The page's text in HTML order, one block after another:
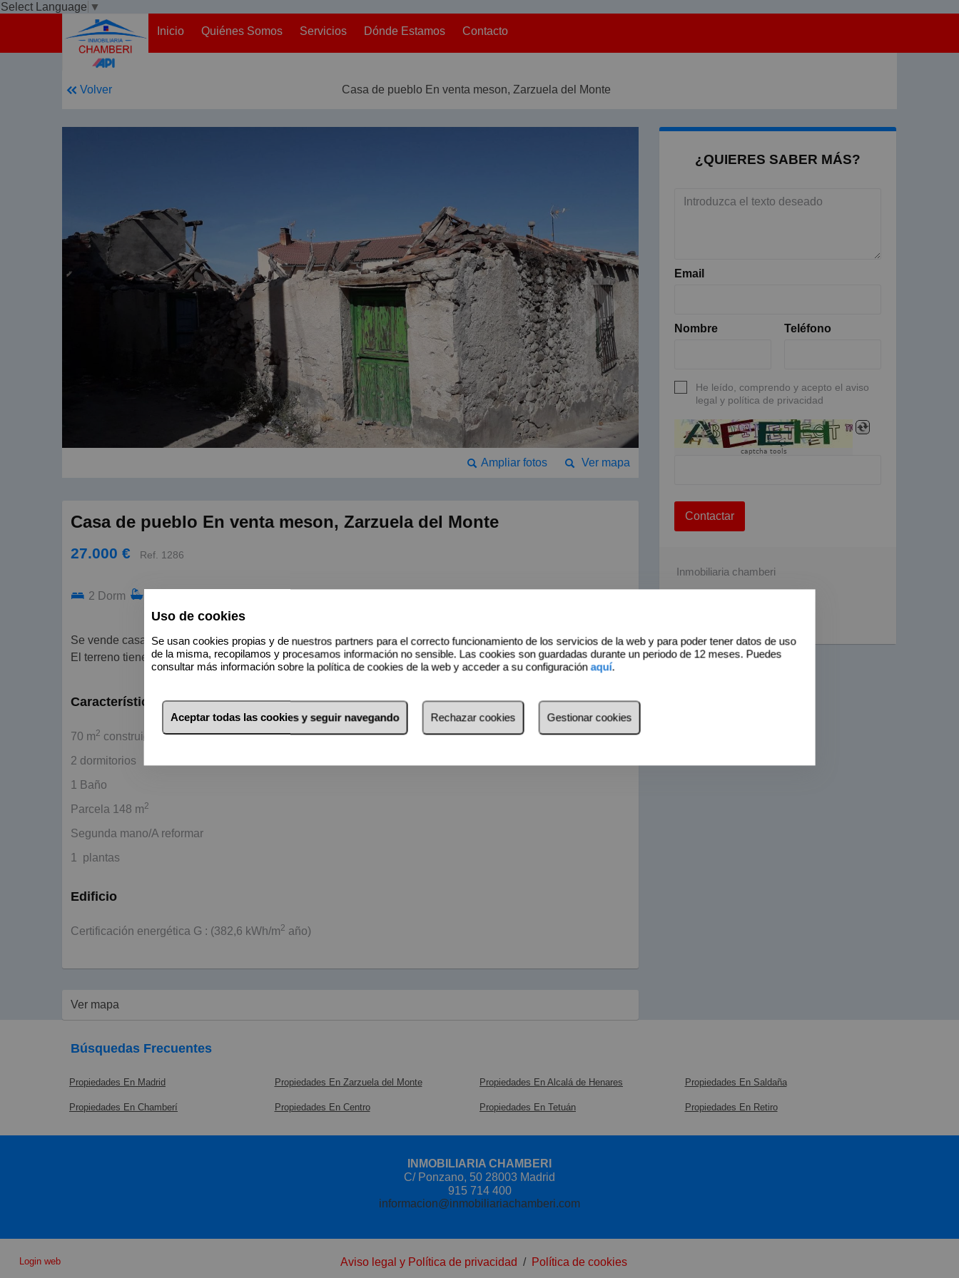
Select Language ▼
Inicio
Quiénes Somos Servicios Dónde Estamos Contacto
Volver Casa de pueblo En venta meson, Zarzuela del Monte
Ver mapa
Ampliar fotos
Casa de pueblo En venta meson, Zarzuela del Monte
27.000 € Ref. 1286
2 Dorm
Se vende casa de pueblo en el centro del pueblo para derribar con parcela de 140m2
El terreno tiene todos los servicios(agua, electricidad y alcantarillado. ).
Características básicas
70 m2 construidos
2 dormitorios
1 Baño
Parcela 148 m2
Segunda mano/A reformar
1 plantas
Edificio
Certificación energética G : (382,6 kWh/m2 año)
¿QUIERES SABER MÁS?
Email
Nombre Teléfono
He leído, comprendo y acepto el aviso
legal y política de privacidad
captcha tools
Contactar
Inmobiliaria chamberi
Calcula tu hipoteca
Ver mapa
Búsquedas Frecuentes
Propiedades En Madrid Propiedades En Zarzuela del Monte Propiedades En Alcalá de Henares Propiedades En Saldaña
Propiedades En Chamberí Propiedades En Centro Propiedades En Tetuán Propiedades En Retiro
INMOBILIARIA CHAMBERI
C/ Ponzano, 50 28003 Madrid
915 714 400
informacion@inmobiliariachamberi.com
Login web Aviso legal y Política de privacidad / Política de cookies
Uso de cookies
Se usan cookies propias y de nuestros partners para el correcto funcionamiento de los servicios de la web y para poder tener datos de uso
de la misma, recopilamos y procesamos información no sensible. Las cookies son guardadas durante un periodo de 12 meses. Puedes
consultar más información sobre la política de cookies de la web y acceder a su configuraciónaquí.
Aceptar todas las cookies y seguir navegando Rechazar cookies Gestionar cookies